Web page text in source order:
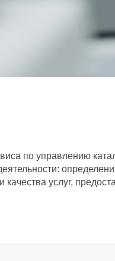
по управлению
услуг,